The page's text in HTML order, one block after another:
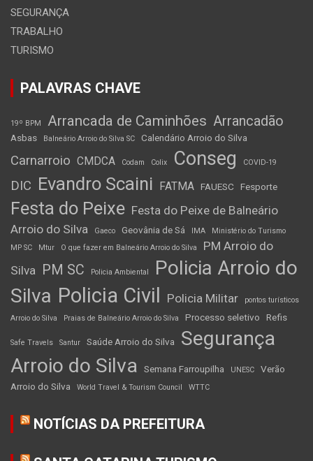
SEGURANÇA
TRABALHO
TURISMO
PALAVRAS CHAVE
19º BPM Arrancada de Caminhões Arrancadão
Asbas Balneário Arroio do Silva SC Calendário Arroio do Silva
Carnarroio CMDCA Codam Colix Conseg COVID-19
DIC Evandro Scaini FATMA FAUESC Fesporte
Festa do Peixe Festa do Peixe de Balneário
Arroio do Silva
Gaeco Geovânia de Sá IMA
Ministério do Turismo
MP SC
Mtur O que fazer em Balneário Arroio do Silva
PM Arroio do
Silva
PM SC Policia Ambiental
Policia Arroio do
Silva Policia Civil Policia Militar
pontos turísticos
Arroio do Silva
Praias de Balneário Arroio do Silva Processo seletivo Refis
Safe Travels Santur Saúde Arroio do Silva
Segurança
Arroio do Silva
Semana Farroupilha UNESC
Verão
Arroio do Silva
World Travel & Tourism Council WTTC
NOTÍCIAS DA PREFEITURA